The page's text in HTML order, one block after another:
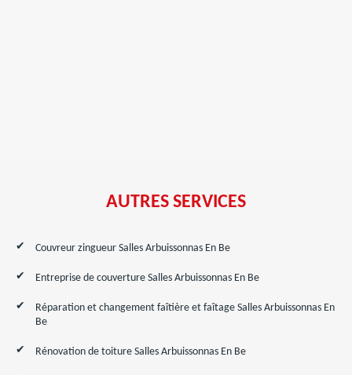
AUTRES SERVICES
Couvreur zingueur Salles Arbuissonnas En Be
Entreprise de couverture Salles Arbuissonnas En Be
Réparation et changement faîtière et faîtage Salles Arbuissonnas En
Be
Rénovation de toiture Salles Arbuissonnas En Be